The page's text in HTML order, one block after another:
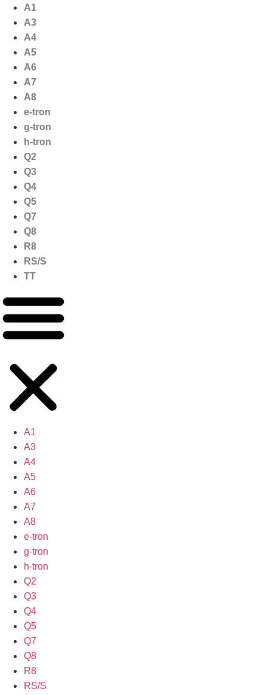
naar
inhoud
A1
A3
A4
A5
A6
A7
A8
e-tron
g-tron
h-tron
Q2
Q3
Q4
Q5
Q7
Q8
R8
RS/S
TT
A1
A3
A4
A5
A6
A7
A8
e-tron
g-tron
h-tron
Q2
Q3
Q4
Q5
Q7
Q8
R8
RS/S